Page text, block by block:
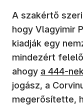
A szakértő
hogy Vlagyimir
kiadják egy
mindezért
ahogy (új
a 444-nek
jogász, a
megerősítette,